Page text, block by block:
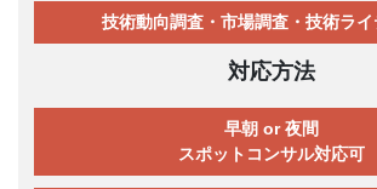
技術動向調査・市場調査・技術ラ
対応方法
早朝 or 夜間
スポットコンサル対応可